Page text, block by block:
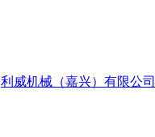
利威机械（嘉兴）有限公司